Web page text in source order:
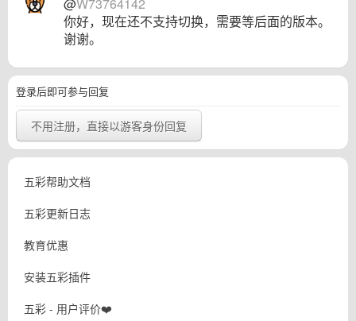
你好，现在还不支持切换，需要等后面的版本。
谢谢。
登录后即可参与回复
不用注册，直接以游客身份回复
五彩帮助文档
五彩更新日志
教育优惠
安装五彩插件
五彩 - 用户评价❤️